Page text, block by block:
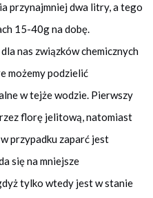
przynajmniej dwa litry, a tego
15-40g na dobę.
nas związków chemicznych
możemy podzielić
w tejże wodzie. Pierwszy
florę jelitową, natomiast
przypadku zaparć jest
się na mniejsze
tylko wtedy jest w stanie